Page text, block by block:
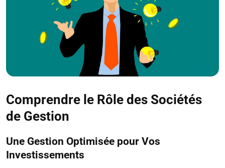
Comprendre le Rôle des Sociétés
de Gestion
Une Gestion Optimisée pour Vos
Investissements